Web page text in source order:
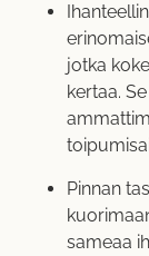
jotka
kertaa.
Pinnan
sameaa